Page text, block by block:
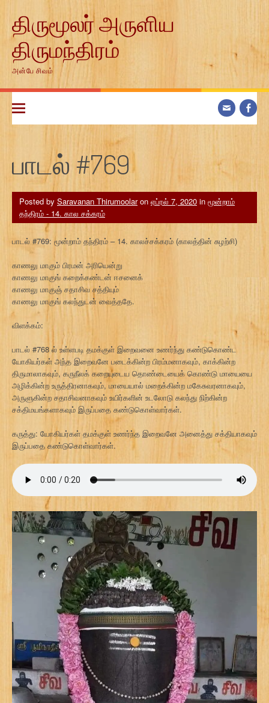
contentதிருமூலர் அருளிய
திருமந்திரம்
அன்பே சிவம்
பாடல் #769
Posted by Saravanan Thirumoolaron ஏப்ரல் 7, 2020 in மூன்றாம்
தந்திரம் - 14. கால சக்கரம்
பாடல் #769: மூன்றாம் தந்திரம் – 14. காலச்சக்கரம் (காலத்தின் சுழற்சி)
காணலு மாகும் பிரமன் அரியென்று
காணலு மாகுங் கறைக்கண்டன் ஈசனைக்
காணலு மாகுஞ் சதாசிவ சத்தியும்
காணலு மாகுங் கலந்துடன் வைத்ததே.
விளக்கம்:
பாடல் #768 ல் உள்ளபடி தமக்குள் இறைவனை உணர்ந்து கண்டுகொண்ட
யோகியர்கள் அந்த இறைவனே படைக்கின்ற பிரம்மனாகவும், காக்கின்ற
திருமாலாகவும், கருநீலக் கறையுடைய தொண்டையைக் கொண்டு மாயையை
அழிக்கின்ற உருத்திரனாகவும், மாயையால் மறைக்கின்ற மகேசுவரனாகவும்,
அருளுகின்ற சதாசிவனாகவும் உயிர்களின் உடலோடு கலந்து நிற்கின்ற
சக்திமயங்களாகவும் இருப்பதை கண்டுகொள்வார்கள்.
கருத்து: யோகியர்கள் தமக்குள் உணர்ந்த இறைவனே அனைத்து சக்தியாகவும்
இருப்பதை கண்டுகொள்வார்கள்.